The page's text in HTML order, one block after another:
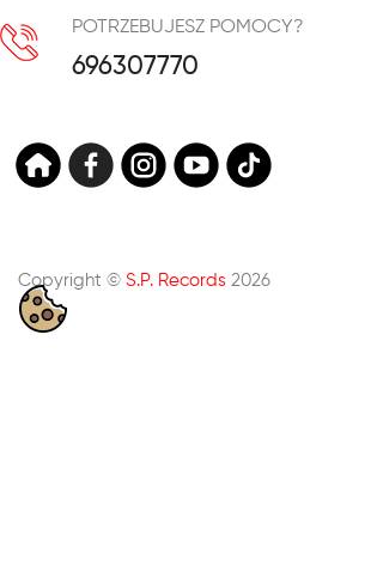
POTRZEBUJESZ POMOCY?
696307770
Copyright © S.P. Records 2026